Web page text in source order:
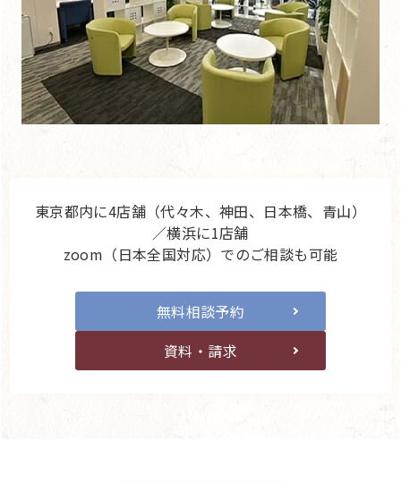
東京都内に4店舗（代々木、神田、日本橋、青山）
／横浜に1店舗
zoom（日本全国対応）でのご相談も可能
無料相談予約
資料・請求